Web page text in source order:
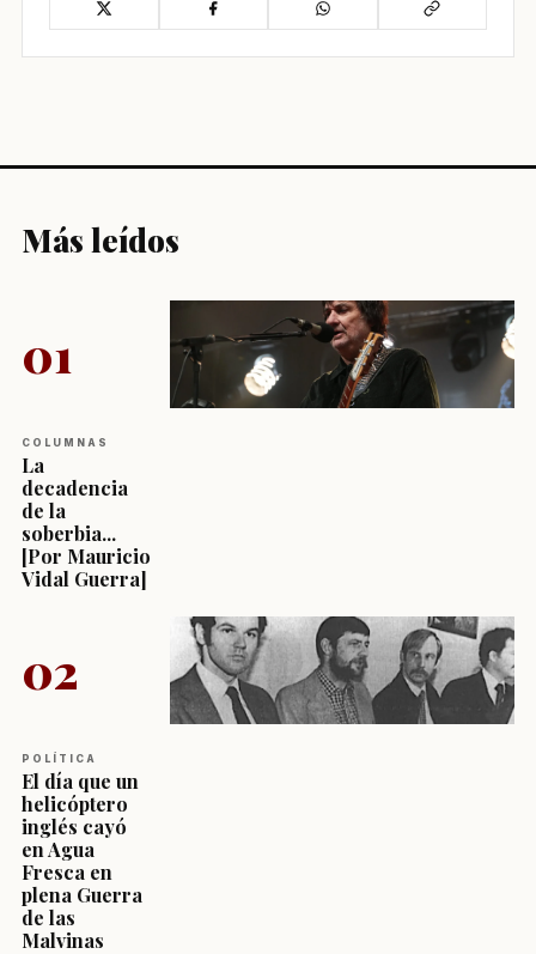
Más leídos
01
COLUMNAS
La
decadencia
de la
soberbia...
[Por Mauricio
Vidal Guerra]
02
POLÍTICA
El día que un
helicóptero
inglés cayó
en Agua
Fresca en
plena Guerra
de las
Malvinas